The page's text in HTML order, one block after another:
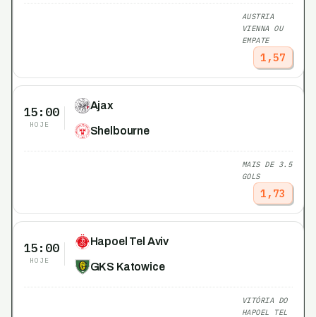
AUSTRIA
VIENNA OU
EMPATE
1,57
15:00
HOJE
Ajax
Shelbourne
MAIS DE 3.5
GOLS
1,73
15:00
HOJE
Hapoel Tel Aviv
GKS Katowice
VITÓRIA DO
HAPOEL TEL